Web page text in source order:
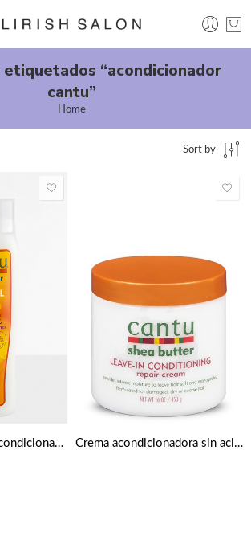
“acondicionador
cantu”
Home
Sort by
Crema hidratante acondicionador de manteca de karité para cabello natural 400ml de Cantu Crema acondicionadora sin aclarado de 453 g de Cantu